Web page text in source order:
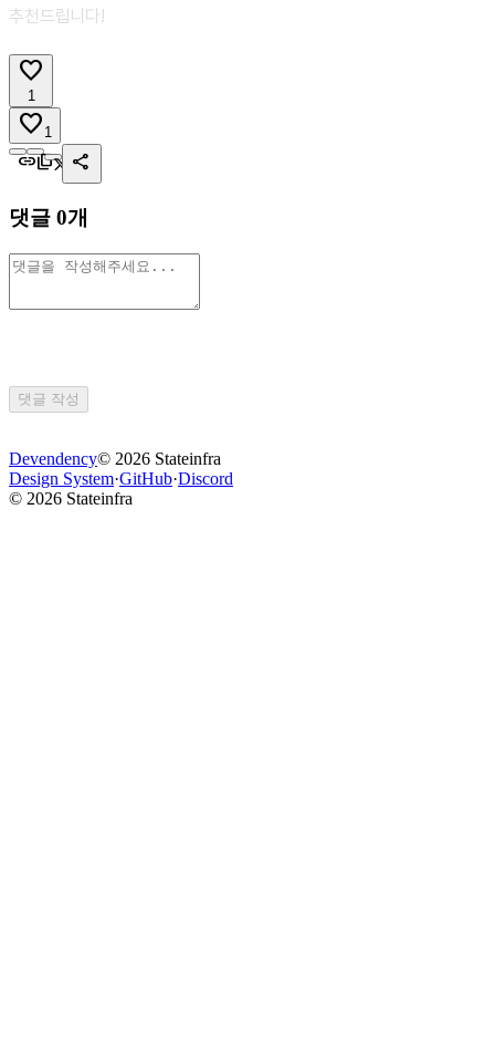
추천드립니다!
favorite
1
favorite 1
linkcontent_copy share
댓글 0개
댓글 작성
Devendency© 2026 Stateinfra
Design System·GitHub·Discord
© 2026 Stateinfra